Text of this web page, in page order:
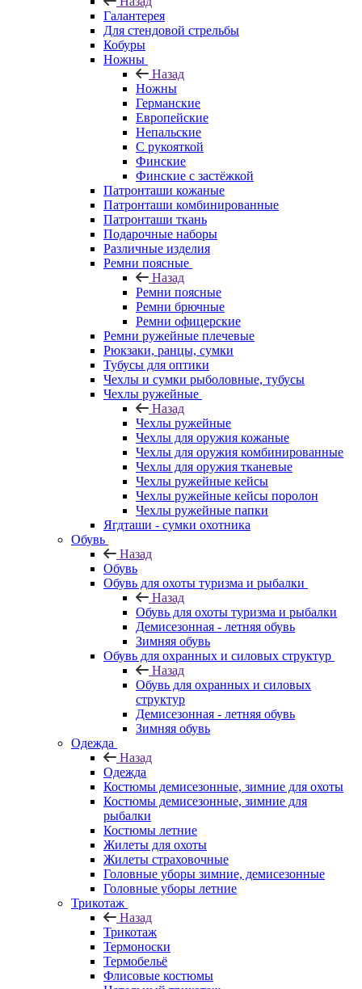
Галантерея
Для стендовой стрельбы
Кобуры
Ножны
Назад
Ножны
Германские
Европейские
Непальские
С рукояткой
Финские
Финские с застёжкой
Патронташи кожаные
Патронташи комбинированные
Патронташи ткань
Подарочные наборы
Различные изделия
Ремни поясные
Назад
Ремни поясные
Ремни брючные
Ремни офицерские
Ремни ружейные плечевые
Рюкзаки, ранцы, сумки
Тубусы для оптики
Чехлы и сумки рыболовные, тубусы
Чехлы ружейные
Назад
Чехлы ружейные
Чехлы для оружия кожаные
Чехлы для оружия комбинированные
Чехлы для оружия тканевые
Чехлы ружейные кейсы
Чехлы ружейные кейсы поролон
Чехлы ружейные папки
Ягдташи - сумки охотника
Обувь
Назад
Обувь
Обувь для охоты туризма и рыбалки
Назад
Обувь для охоты туризма и рыбалки
Демисезонная - летняя обувь
Зимняя обувь
Обувь для охранных и силовых структур
Назад
Обувь для охранных и силовых
структур
Демисезонная - летняя обувь
Зимняя обувь
Одежда
Назад
Одежда
Костюмы демисезонные, зимние для охоты
Костюмы демисезонные, зимние для
рыбалки
Костюмы летние
Жилеты для охоты
Жилеты страховочные
Головные уборы зимние, демисезонные
Головные уборы летние
Трикотаж
Назад
Трикотаж
Термоноски
Термобельё
Флисовые костюмы